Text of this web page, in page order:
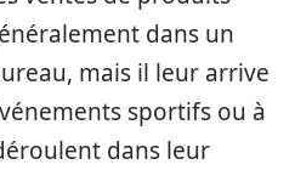
dans un
mais il leur arrive
sportifs ou à
dans leur